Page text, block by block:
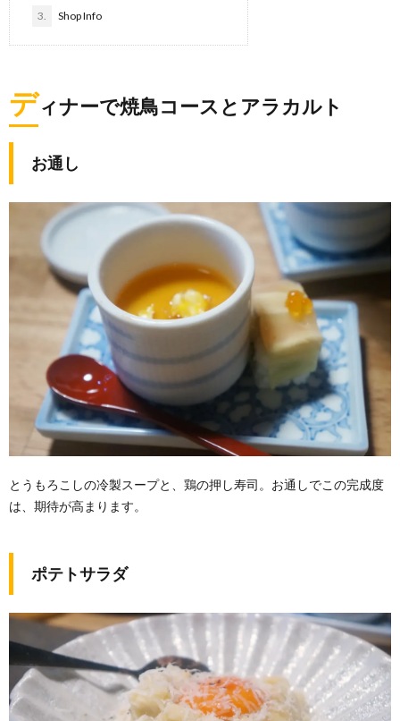
3. Shop Info
ディナーで焼鳥コースとアラカルト
お通し
とうもろこしの冷製スープと、鶏の押し寿司。お通しでこの完成度
は、期待が高まります。
ポテトサラダ